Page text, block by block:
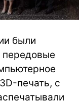
были
передовые
печать, с